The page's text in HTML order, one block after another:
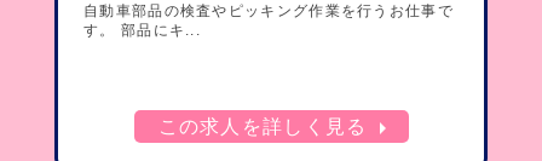
自動車部品の検査やピッキング作業を行うお仕事で
す。 部品にキ...
この求人を詳しく見る arrow_right